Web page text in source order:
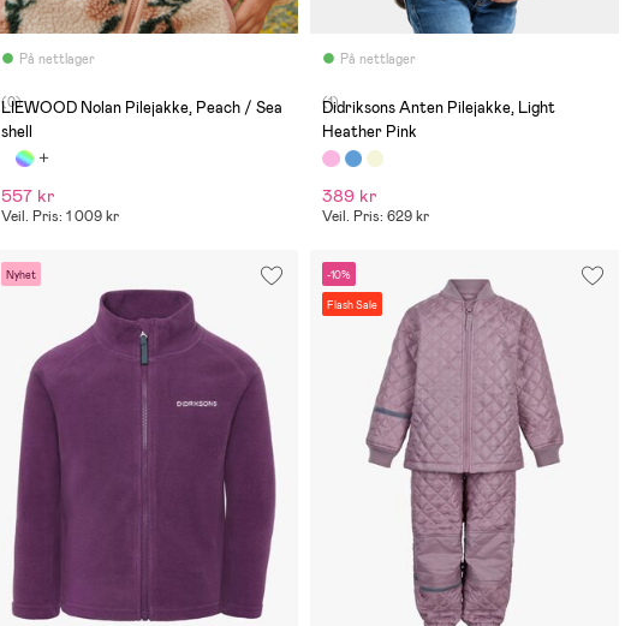
På nettlager
(0)
LIEWOOD Nolan Pilejakke, Peach / Sea
shell
557 kr
Veil. Pris: 1 009 kr
På nettlager
(1)
Didriksons Anten Pilejakke, Light
Heather Pink
389 kr
Veil. Pris: 629 kr
Nyhet -10%
Flash Sale